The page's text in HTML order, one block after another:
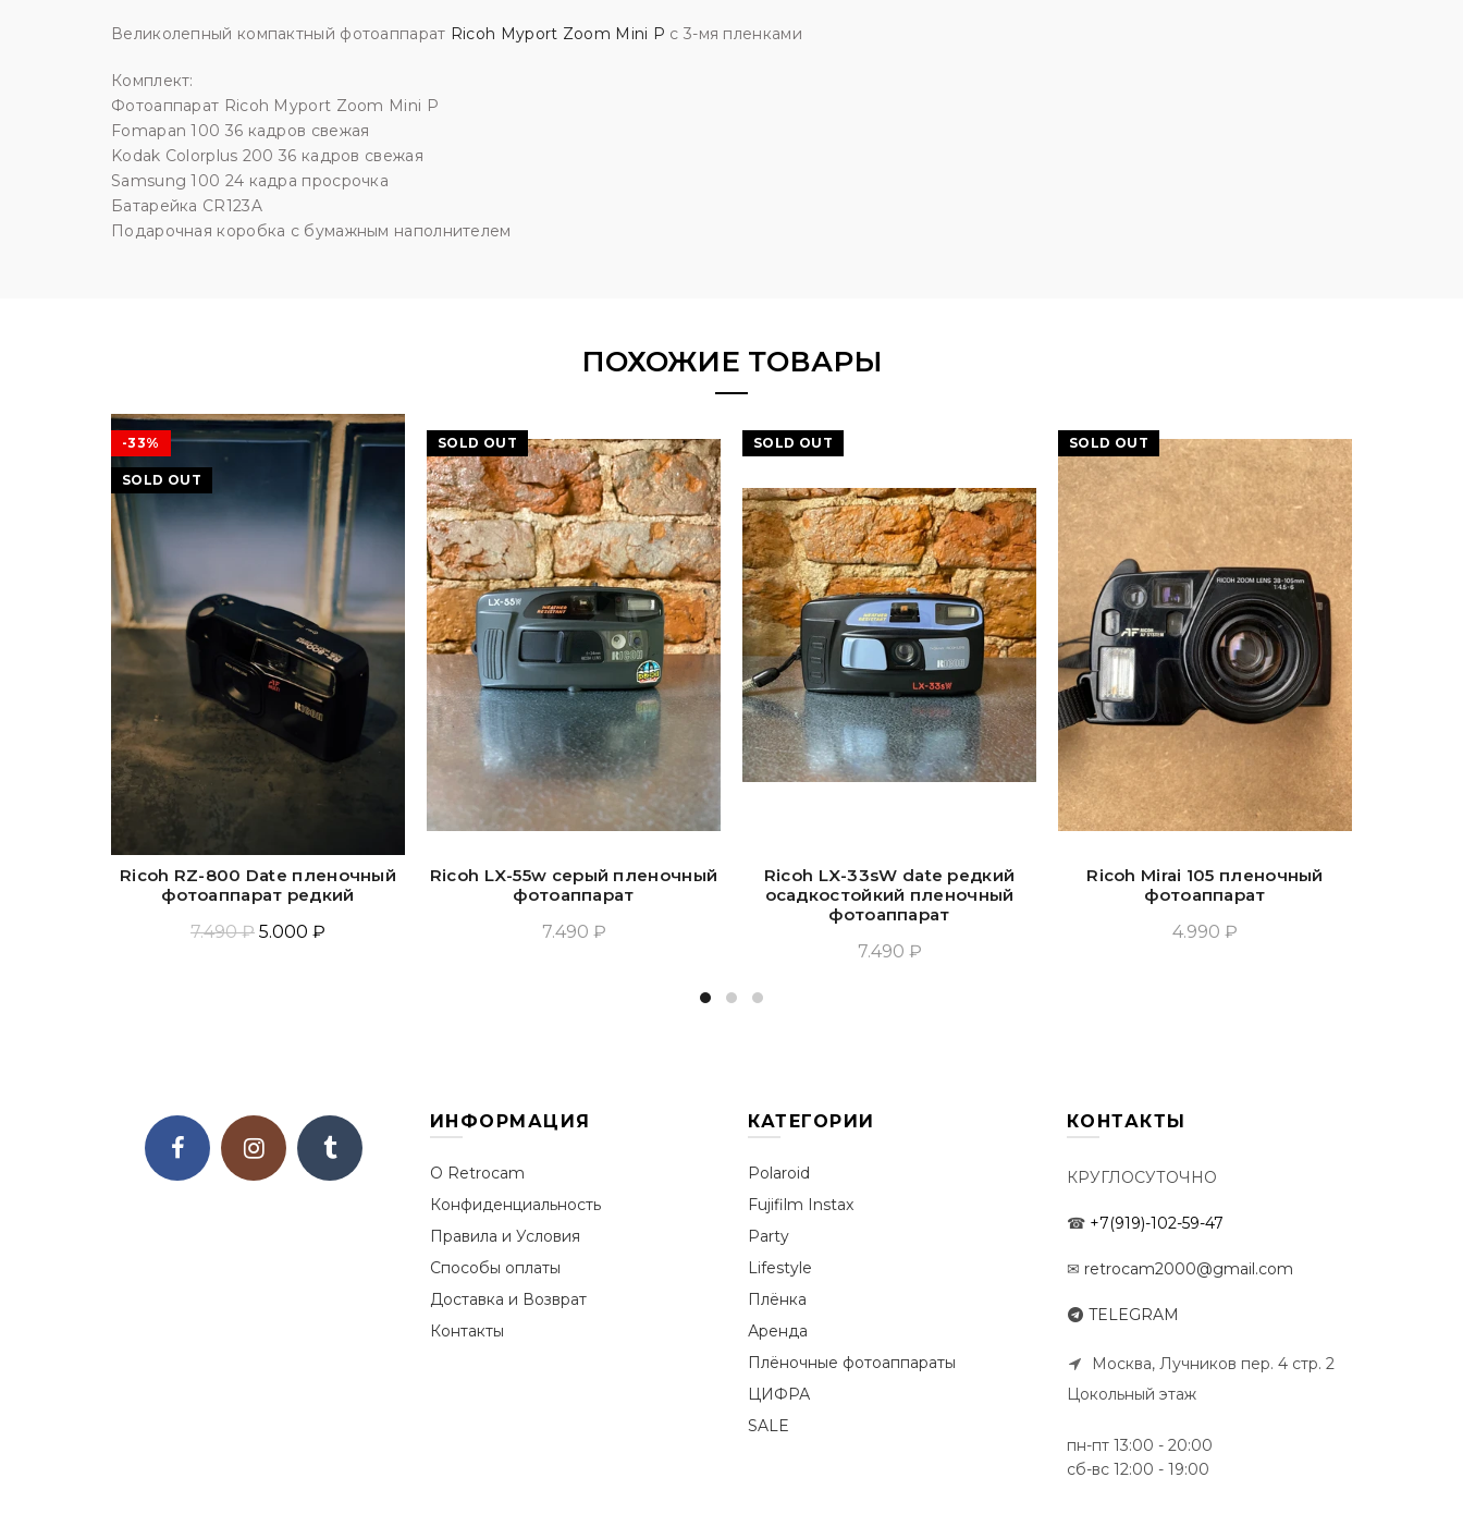
Великолепный компактный фотоаппарат Ricoh Myport Zoom Mini P с 3-мя пленками
Комплект:
Фотоаппарат Ricoh Myport Zoom Mini P
Fomapan 100 36 кадров свежая
Kodak Colorplus 200 36 кадров свежая
Samsung 100 24 кадра просрочка
Батарейка CR123A
Подарочная коробка с бумажным наполнителем
ПОХОЖИЕ ТОВАРЫ
-33%
SOLD OUT
Ricoh RZ-800 Date пленочный
фотоаппарат редкий
7.490 ₽ 5.000 ₽
SOLD OUT
Ricoh LX-55w серый пленочный
фотоаппарат
7.490 ₽
SOLD OUT
Ricoh LX-33sW date редкий
осадкостойкий пленочный
фотоаппарат
7.490 ₽
SOLD OUT
Ricoh Mirai 105 пленочный
фотоаппарат
4.990 ₽
ИНФОРМАЦИЯ
О Retrocam
Конфиденциальность
Правила и Условия
Способы оплаты
Доставка и Возврат
Контакты
КАТЕГОРИИ
Polaroid
Fujifilm Instax
Party
Lifestyle
Плёнка
Аренда
Плёночные фотоаппараты
ЦИФРА
SALE
КОНТАКТЫ
КРУГЛОСУТОЧНО
☎ +7(919)-102-59-47
✉ retrocam2000@gmail.com
TELEGRAM
Москва, Лучников пер. 4 стр. 2
Цокольный этаж
пн-пт 13:00 - 20:00
сб-вс 12:00 - 19:00